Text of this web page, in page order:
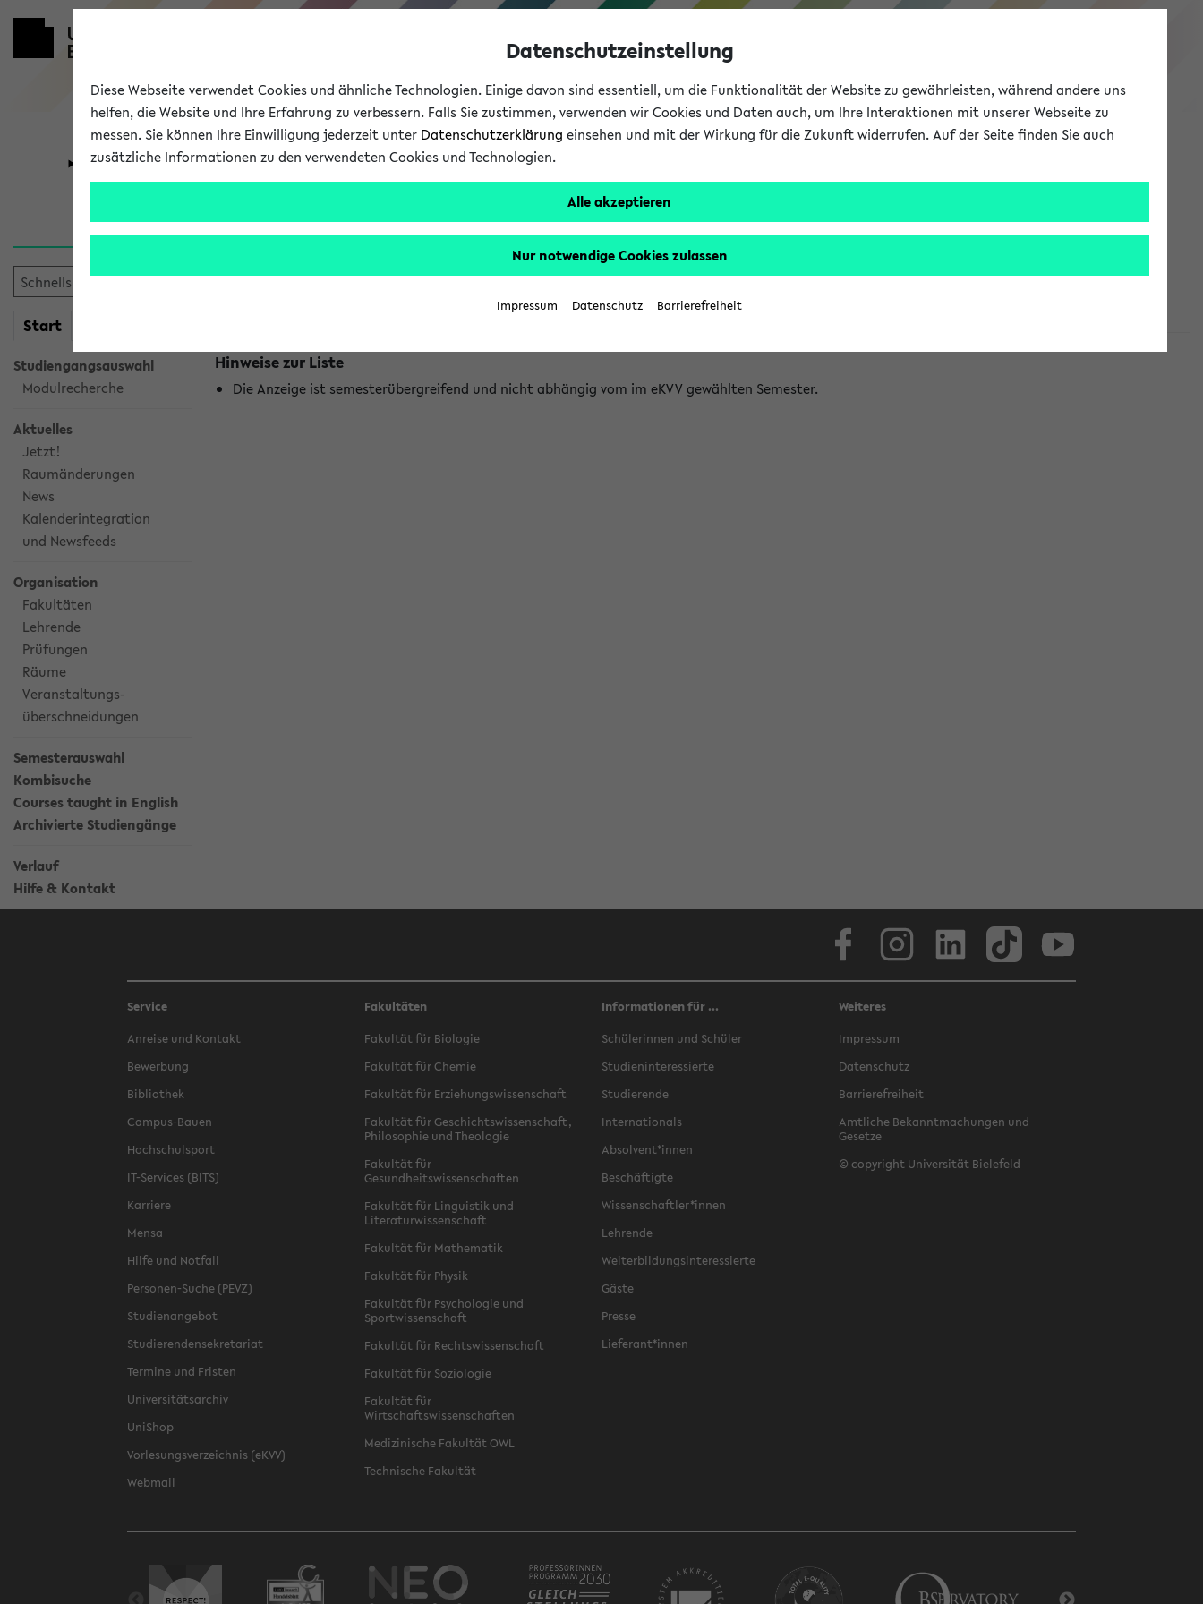
eKVV
Universität Forschung Studium
Start
Studiengangsauswahl
Modulrecherche
Aktuelles
Jetzt!
Raumänderungen
News
Kalenderintegration
und Newsfeeds
Organisation
Fakultäten
Lehrende
Prüfungen
Räume
Veranstaltungs-
überschneidungen
Semesterauswahl
Kombisuche
Courses taught in English
Archivierte Studiengänge
Verlauf
Hilfe & Kontakt
Jetzt und in Kürze stattfindende Veranstaltungen
Hinweise zur Liste
Die Anzeige ist semesterübergreifend und nicht abhängig vom im eKVV gewählten Semester.
Service
Anreise und Kontakt
Bewerbung
Bibliothek
Campus-Bauen
Hochschulsport
IT-Services (BITS)
Karriere
Mensa
Hilfe und Notfall
Personen-Suche (PEVZ)
Studienangebot
Studierendensekretariat
Termine und Fristen
Universitätsarchiv
UniShop
Vorlesungsverzeichnis (eKVV)
Webmail
Fakultäten
Fakultät für Biologie
Fakultät für Chemie
Fakultät für Erziehungswissenschaft
Fakultät für Geschichtswissenschaft,
Philosophie und Theologie
Fakultät für
Gesundheitswissenschaften
Fakultät für Linguistik und
Literaturwissenschaft
Fakultät für Mathematik
Fakultät für Physik
Fakultät für Psychologie und
Sportwissenschaft
Fakultät für Rechtswissenschaft
Fakultät für Soziologie
Fakultät für
Wirtschaftswissenschaften
Medizinische Fakultät OWL
Technische Fakultät
Informationen für ...
Schülerinnen und Schüler
Studieninteressierte
Studierende
Internationals
Absolvent*innen
Beschäftigte
Wissenschaftler*innen
Lehrende
Weiterbildungsinteressierte
Gäste
Presse
Lieferant*innen
Weiteres
Impressum
Datenschutz
Barrierefreiheit
Amtliche Bekanntmachungen und
Gesetze
© copyright Universität Bielefeld
Datenschutzeinstellung
Diese Webseite verwendet Cookies und ähnliche Technologien. Einige davon sind essentiell, um die Funktionalität der Website zu gewährleisten, während andere uns
helfen, die Website und Ihre Erfahrung zu verbessern. Falls Sie zustimmen, verwenden wir Cookies und Daten auch, um Ihre Interaktionen mit unserer Webseite zu
messen. Sie können Ihre Einwilligung jederzeit unter Datenschutzerklärung einsehen und mit der Wirkung für die Zukunft widerrufen. Auf der Seite finden Sie auch
zusätzliche Informationen zu den verwendeten Cookies und Technologien.
Alle akzeptieren
Nur notwendige Cookies zulassen
Impressum Datenschutz Barrierefreiheit